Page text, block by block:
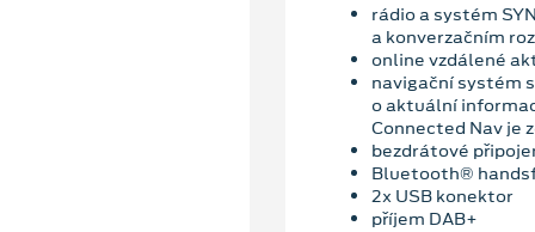
rádio a systém
a konverzačním
online vzdálené
navigační systém
o aktuální
Connected Nav je
bezdrátové
Bluetooth®
2x USB konektor
příjem DAB+